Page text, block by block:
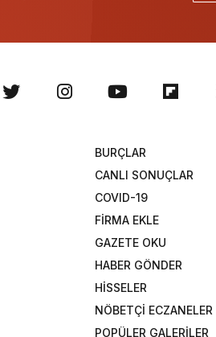
BURÇLAR
CANLI SONUÇLAR
COVID-19
FİRMA EKLE
GAZETE OKU
HABER GÖNDER
HİSSELER
NÖBETÇİ ECZANELER
POPÜLER GALERİLER